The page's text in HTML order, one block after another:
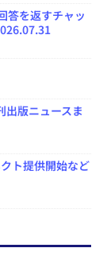
答を返すチャッ
出版ニュースま
ト提供開始など